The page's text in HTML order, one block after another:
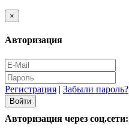
×
Авторизация
Регистрация | Забыли пароль?
Авторизация через соц.сети: